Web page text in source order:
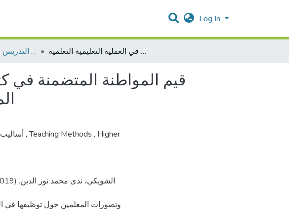
Log In
Teaching Methods أساليب التدريس قيم المواطنة المتضمنة في كتب لغتنا الجميلةللمرحلة الاساسية الدنيا وتصورات المعلمين حول توظيفها في العملية التعليمية التعلمية
قيم المواطنة المتضمنة في
,Teaching Methods , Higher
وتصورات المعلمين حول توظيفها في